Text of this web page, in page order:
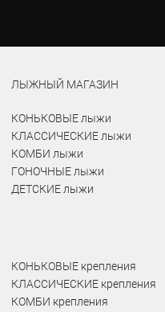
ЛЫЖНЫЙ МАГАЗИН
КОНЬКОВЫЕ лыжи
КЛАССИЧЕСКИЕ лыжи
КОМБИ лыжи
ГОНОЧНЫЕ лыжи
ДЕТСКИЕ лыжи
КОНЬКОВЫЕ крепления
КЛАССИЧЕСКИЕ крепления
КОМБИ крепления